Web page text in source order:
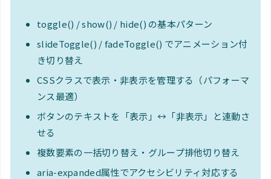
toggle() / show() / hide() の基本パターン
slideToggle() / fadeToggle() でアニメーション付
き切り替え
CSSクラスで表示・非表示を管理する（パフォーマ
ンス最適）
ボタンのテキストを「表示」↔「非表示」と連動さ
せる
複数要素の一括切り替え・グループ排他切り替え
aria-expanded属性でアクセシビリティ対応する